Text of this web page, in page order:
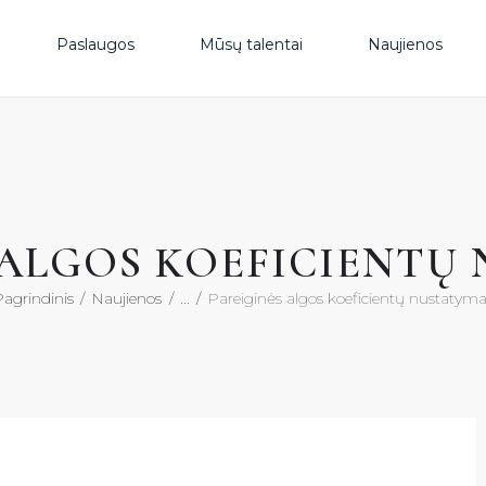
Paslaugos Mūsų talentai Naujienos
KOEFICIENTŲ
Naujienos Pareiginės algos koeficientųDUK